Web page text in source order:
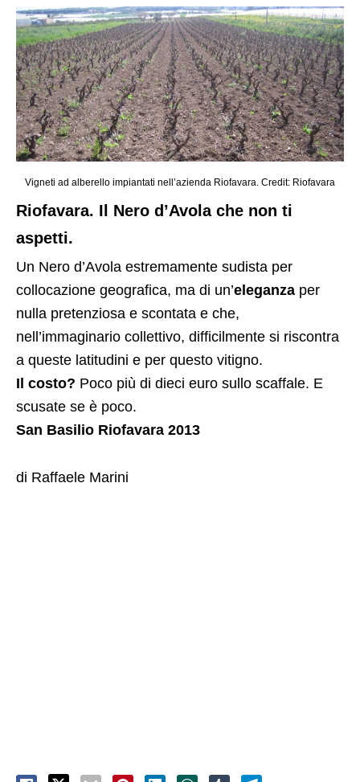
Vigneti ad alberello impiantati nell’azienda Riofavara. Credit: Riofavara
Riofavara. Il Nero d’Avola che non ti
aspetti.
Un Nero d’Avola estremamente sudista per
collocazione geografica, ma di un’eleganza per
nulla pretenziosa e scontata e che,
nell’immaginario collettivo, difficilmente si riscontra
a queste latitudini e per questo vitigno.
Il costo? Poco più di dieci euro sullo scaffale. E
scusate se è poco.
San Basilio Riofavara 2013
di Raffaele Marini